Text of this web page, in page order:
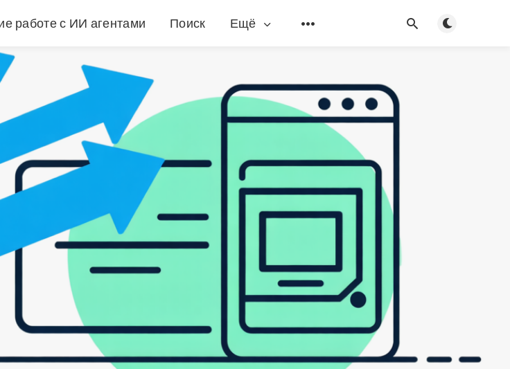
работе с ИИ агентами Поиск Ещё